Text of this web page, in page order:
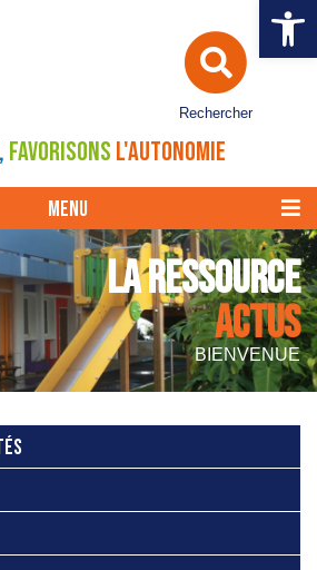
Ouvrir
Rechercher
FAVORISONS L'AUTONOMIE
MENU
LA RESSOURCE
ACTUS
BIENVENUE